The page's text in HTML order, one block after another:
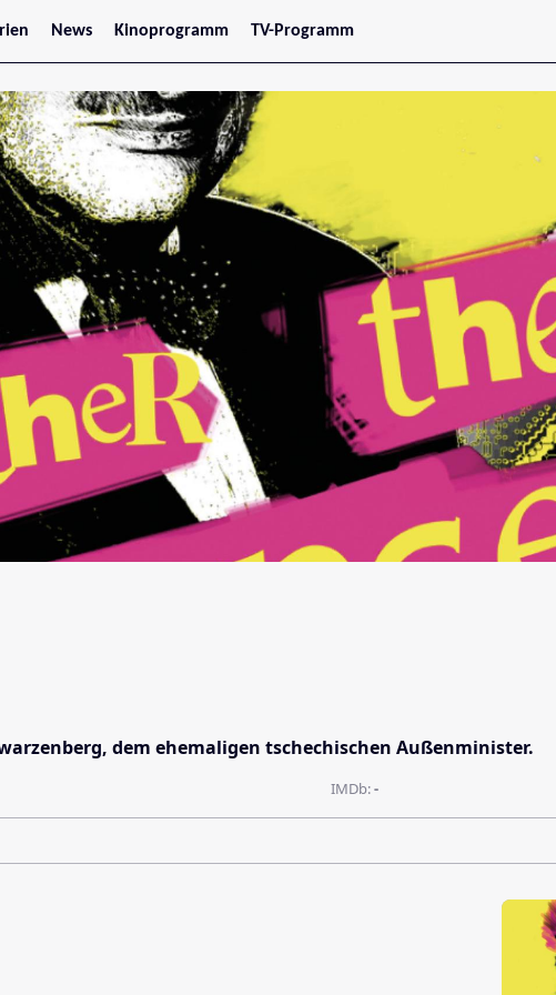
News
Stars
Kinoprogramm
Jetzt im Kino
Wien
Niederösterreich
Oberösterreich
Steiermark
Burgenland
Kärnten
Salzburg
Vorarlberg
TV-Programm
dem ehemaligen tschechischen Außenminister.
IMDb:-